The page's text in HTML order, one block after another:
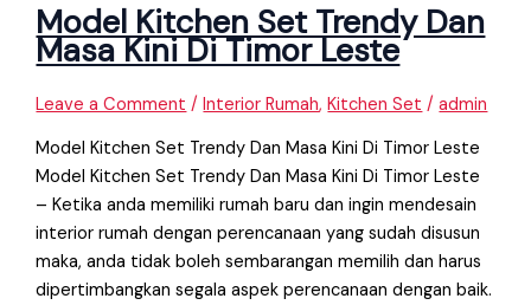
Model Kitchen Set Trendy Dan
Masa Kini Di Timor Leste
Leave a Comment /Interior Rumah,Kitchen Set /admin
Model Kitchen Set Trendy Dan Masa Kini Di Timor Leste
Model Kitchen Set Trendy Dan Masa Kini Di Timor Leste
– Ketika anda memiliki rumah baru dan ingin mendesain
interior rumah dengan perencanaan yang sudah disusun
maka, anda tidak boleh sembarangan memilih dan harus
dipertimbangkan segala aspek perencanaan dengan baik.